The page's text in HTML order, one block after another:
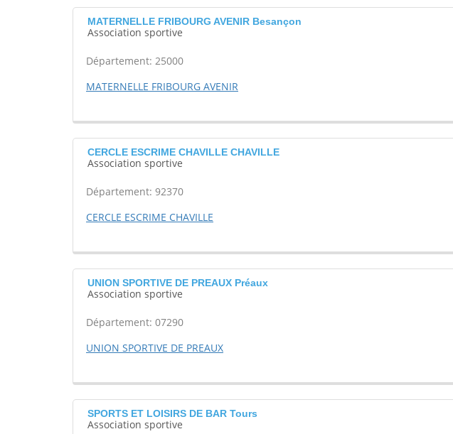
MATERNELLE FRIBOURG AVENIR Besançon
Association sportive
Département: 25000
MATERNELLE FRIBOURG AVENIR
CERCLE ESCRIME CHAVILLE CHAVILLE
Association sportive
Département: 92370
CERCLE ESCRIME CHAVILLE
UNION SPORTIVE DE PREAUX Préaux
Association sportive
Département: 07290
UNION SPORTIVE DE PREAUX
SPORTS ET LOISIRS DE BAR Tours
Association sportive